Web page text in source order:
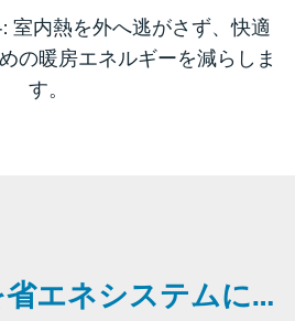
室内熱を外へ逃がさず、快適
の暖房エネルギーを減らしま
す。
エネシステムに…